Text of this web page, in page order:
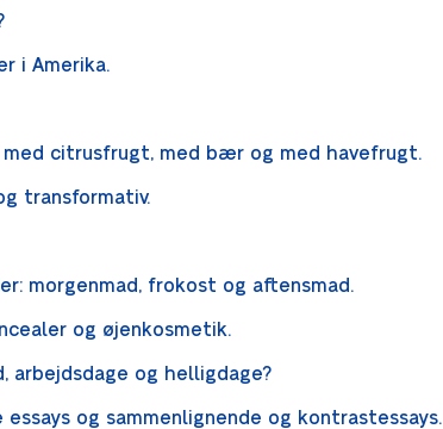
i Amerika.
citrusfrugt, med bær og med havefrugt.
transformativ.
morgenmad, frokost og aftensmad.
og øjenkosmetik.
arbejdsdage og helligdage?
og sammenlignende og kontrastessays.